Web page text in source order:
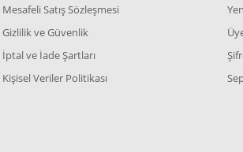
Mesafeli Satış Sözleşmesi
Gizlilik ve Güvenlik
İptal ve İade Şartları
Kişisel Veriler Politikası